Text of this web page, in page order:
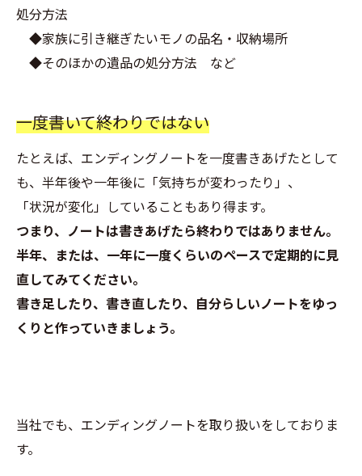
処分方法
◆家族に引き継ぎたいモノの品名・収納場所
◆そのほかの遺品の処分方法 など
一度書いて終わりではない
たとえば、エンディングノートを一度書きあげたとして
も、半年後や一年後に「気持ちが変わったり」、
「状況が変化」していることもあり得ます。
つまり、ノートは書きあげたら終わりではありません。
半年、または、一年に一度くらいのペースで定期的に見
直してみてください。
書き足したり、書き直したり、自分らしいノートをゆっ
くりと作っていきましょう。
当社でも、エンディングノートを取り扱いをしておりま
す。